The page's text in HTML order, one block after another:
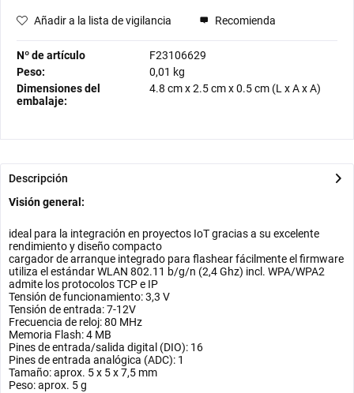
Añadir a la lista de vigilancia Recomienda
Nº de artículo
F23106629
Peso:
0,01 kg
Dimensiones del
embalaje:
4.8 cmx2.5 cmx0.5 cm (L x A x A)
Descripción
Visión general:
ideal para la integración en proyectos IoT gracias a su excelente
rendimiento y diseño compacto
cargador de arranque integrado para flashear fácilmente el firmware
utiliza el estándar WLAN 802.11 b/g/n (2,4 Ghz) incl. WPA/WPA2
admite los protocolos TCP e IP
Tensión de funcionamiento: 3,3 V
Tensión de entrada: 7-12V
Frecuencia de reloj: 80 MHz
Memoria Flash: 4 MB
Pines de entrada/salida digital (DIO): 16
Pines de entrada analógica (ADC): 1
Tamaño: aprox. 5 x 5 x 7,5 mm
Peso: aprox. 5 g